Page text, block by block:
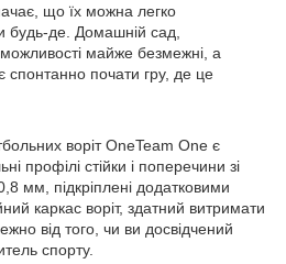
що їх можна легко
будь-де. Домашній сад,
майже безмежні, а
спонтанно почати гру, де це
воріт OneTeam One є
профілі стійки і поперечини зі
мм, підкріплені додатковими
каркас воріт, здатний витримати
від того, чи ви досвідчений
спорту.